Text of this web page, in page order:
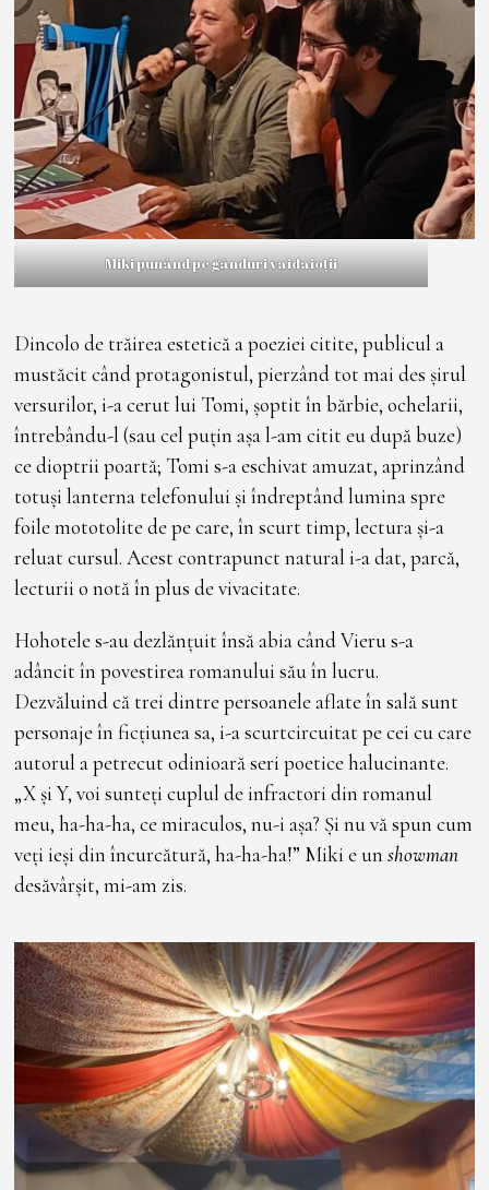
Miki punând pe gânduri vaidaioții
Dincolo de trăirea estetică a poeziei citite, publicul a
mustăcit când protagonistul, pierzând tot mai des șirul
versurilor, i-a cerut lui Tomi, șoptit în bărbie, ochelarii,
întrebându-l (sau cel puțin așa l-am citit eu după buze)
ce dioptrii poartă; Tomi s-a eschivat amuzat, aprinzând
totuși lanterna telefonului și îndreptând lumina spre
foile mototolite de pe care, în scurt timp, lectura și-a
reluat cursul. Acest contrapunct natural i-a dat, parcă,
lecturii o notă în plus de vivacitate.
Hohotele s-au dezlănțuit însă abia când Vieru s-a
adâncit în povestirea romanului său în lucru.
Dezvăluind că trei dintre persoanele aflate în sală sunt
personaje în ficțiunea sa, i-a scurtcircuitat pe cei cu care
autorul a petrecut odinioară seri poetice halucinante.
„X și Y, voi sunteți cuplul de infractori din romanul
meu, ha-ha-ha, ce miraculos, nu-i așa? Și nu vă spun cum
veți ieși din încurcătură, ha-ha-ha!” Miki e unshowman
desăvârșit, mi-am zis.